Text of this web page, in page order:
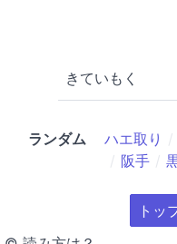
きていもく
ランダム ハエ取り
阪手
トッ